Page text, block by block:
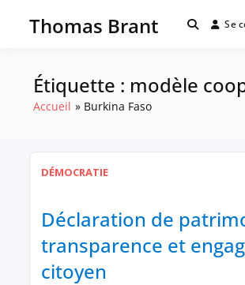
Thomas Brant Se
Étiquette : modèle
Accueil Burkina Faso
DÉMOCRATIE
Déclaration de
transparence et
citoyen